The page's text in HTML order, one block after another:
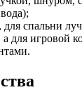
спальни
для игровой